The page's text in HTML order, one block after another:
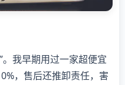
我早期用过一家超便宜
，售后还推卸责任，害